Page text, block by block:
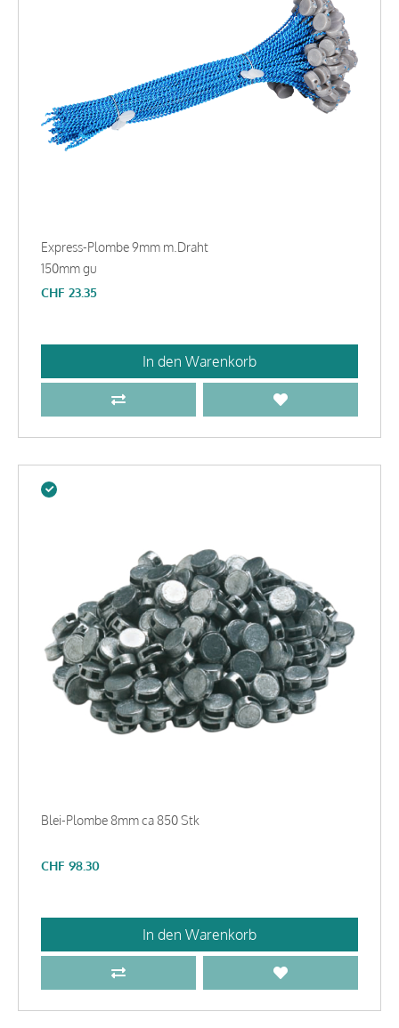
Express-Plombe 9mm m.Draht
150mm gu
CHF 23.35
In den Warenkorb
Blei-Plombe 8mm ca 850 Stk
CHF 98.30
In den Warenkorb